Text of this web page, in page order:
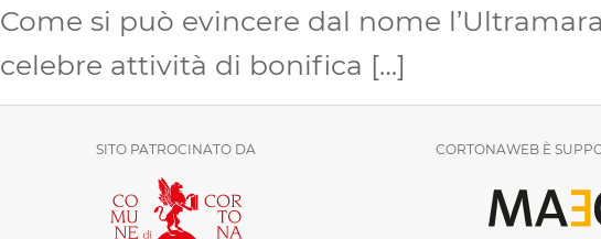
Come si può evincere dal nome
celebre attività di bonifica […]
SITO PATROCINATO DA CORTONAWEB È